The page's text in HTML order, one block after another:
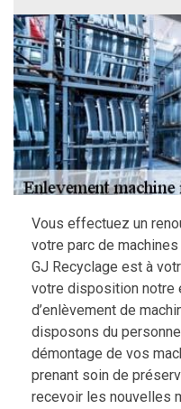
Vous effectuez un
votre parc de
GJ Recyclage est à
votre disposition notre
d’enlèvement de
disposons du
démontage de vos
prenant soin de
recevoir les nouvelles